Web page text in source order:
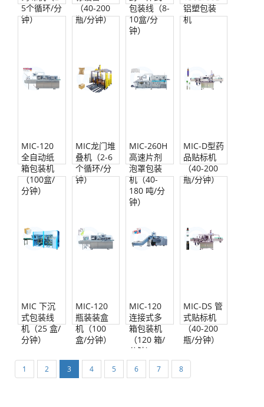
5个循环/分
钟）
（40-200
瓶/分钟）
包装线（8-
10盒/分
钟）
铝塑包装
机
MIC-120
全自动纸
箱包装机
（100盒/
分钟）
MIC龙门堆
叠机（2-6
个循环/分
钟）
MIC-260H
高速片剂
泡罩包装
机（40-
180 吨/分
钟）
MIC-D型药
品贴标机
（40-200
瓶/分钟）
MIC 下沉
式包装线
机（25 盒/
分钟）
MIC-120
瓶装装盒
机（100
盒/分钟）
MIC-120
连接式多
箱包装机
（120 箱/
分钟）
MIC-DS 管
式贴标机
（40-200
瓶/分钟）
1 2 3 4 5 6 7 8